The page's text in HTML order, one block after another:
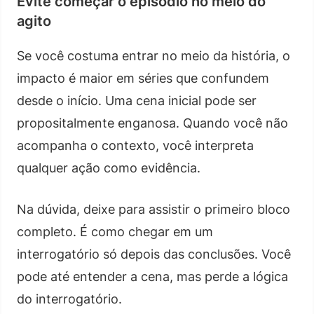
agito
Se você costuma entrar no meio da história, o
impacto é maior em séries que confundem
desde o início. Uma cena inicial pode ser
propositalmente enganosa. Quando você não
acompanha o contexto, você interpreta
qualquer ação como evidência.
Na dúvida, deixe para assistir o primeiro bloco
completo. É como chegar em um
interrogatório só depois das conclusões. Você
pode até entender a cena, mas perde a lógica
do interrogatório.